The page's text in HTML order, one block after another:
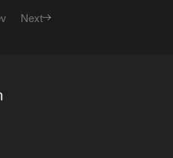
Next